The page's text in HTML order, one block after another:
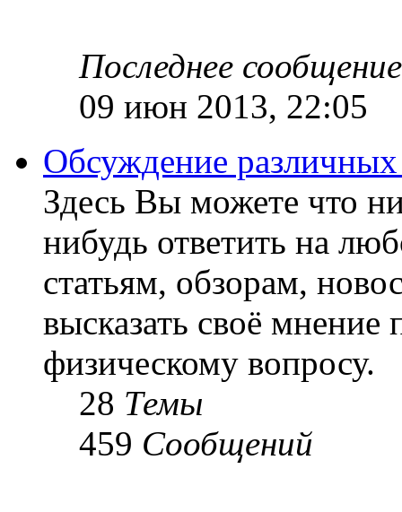
Последнее сообщение
09 июн 2013, 22:05
Обсуждение
Здесь Вы можете что
нибудь ответить на
статьям, обзорам,
высказать своё
физическому вопросу.
28 Темы
459 Сообщений